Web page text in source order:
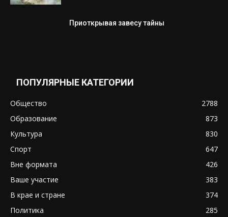
Приоткрывая завесу тайны
ПОПУЛЯРНЫЕ КАТЕГОРИИ
Общество
2788
Образование
873
Культура
830
Спорт
647
Вне формата
426
Ваше участие
383
В крае и стране
374
Политика
285